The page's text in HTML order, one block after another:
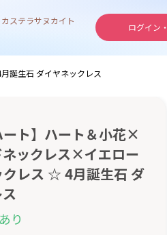
ログイン・
カステラサヌカイト
誕生石 ダイヤネックレス
ート】ハート＆小花×
ネックレス×イエロー
クレス ☆ 4月誕生石 ダ
り